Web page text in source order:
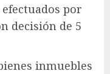
por
decisión de 5
inmuebles